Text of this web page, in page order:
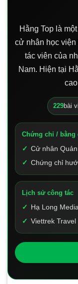
Hằng Top là
cử nhân học viện
tác viên của
Nam. Hiện tại
229bài
Chứng chỉ / bằng
Cử nhân
Chứng chỉ
Lịch sử công tác
Hạ Long Media
Viettrek Travel